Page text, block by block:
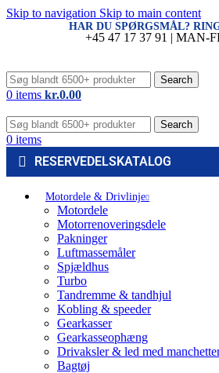
Skip to navigation Skip to main content
HAR DU SPØRGSMÅL?
+45 47 17 37 91 | MAN-
Search
0 items kr.0.00
Search
0 items
RESERVEDELSKATALOG
Motordele & Drivlinje
Motordele
Motorrenoveringsdele
Pakninger
Luftmassemåler
Spjældhus
Turbo
Tandremme & tandhjul
Kobling & speeder
Gearkasser
Gearkasseophæng
Drivaksler & led med
Bagtøj